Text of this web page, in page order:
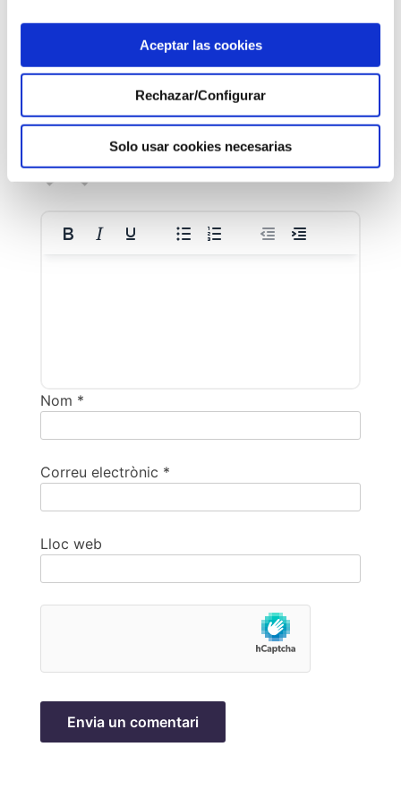
Aceptar las cookies
Rechazar/Configurar
Solo usar cookies necesarias
Deixa un comentari
L'adreça electrònica no es publicarà. Els
camps necessaris estan marcats amb
Nom *
Correu electrònic *
Lloc web